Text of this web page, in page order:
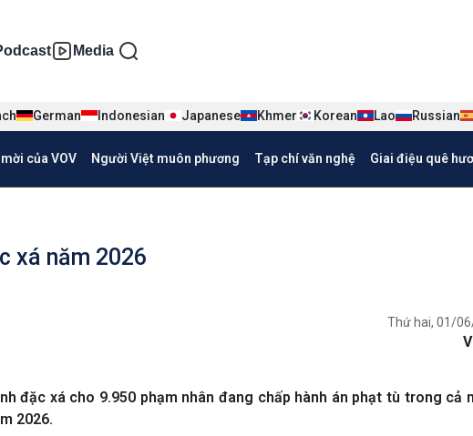
tiện tiếng Việt
Media
German Indonesian Japanese Khmer Korean Lao Russian
của VOV Người Việt muôn phương Tạp chí văn nghệ Giai điệu quê
xá năm 2026
Thứ hai, 01/
đặc xá cho 9.950 phạm nhân đang chấp hành án phạt tù trong cả
2026.